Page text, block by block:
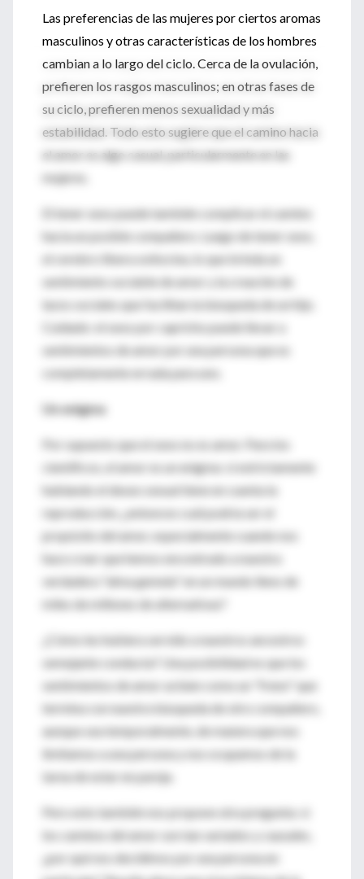
Las preferencias de las mujeres por ciertos aromas
masculinos y otras características de los hombres
cambian a lo largo del ciclo. Cerca de la ovulación,
prefieren los rasgos masculinos; en otras fases de
su ciclo, prefieren menos sexualidad y más
estabilidad. Todo esto sugiere que el camino hacia
el amor es algo casual, particularmente en las
mujeres.
El tener sexo puede también complicar el camino
hacia un posible compañero. Luego de tener sexo,
el cerebro libera oxitocina, lo que brinda un
sentimiento sociable de amor y la creación de
lazos sociales que facilitan la búsqueda de un hijo.
Cuidado: el sexo por capricho puede llevar a
sentimientos de amor por una persona que es
completamente errada para uno.
Un enigma
Por supuesto que el sexo no es amor. Para los
científicos, el amor es un enigma: si estrictamente
hablando el deseo sexual tiene en cuenta la
reproducción, ¿entonces cuál podría ser el
propósito del amor, especialmente cuando nos
hace creer que hemos encontrado a nuestra
verdadera "alma gemela" en un mundo lleno de
miles de millones de alternativas?
¿Cómo les hubiera servido a nuestros ancestros
semejante conducta? Una posibilidad es que los
sentimientos de amor actúen como un "freno" que
termina con nuestra búsqueda de otro compañero,
aunque sea temporalmente, de manera que nos
limitamos a una persona y nos ocupamos de la
tarea de estar en pareja.
Pero esto también nos propone otra pregunta: si
los caminos del amor son tan variados y causales,
¿por qué nos decidimos por una persona en